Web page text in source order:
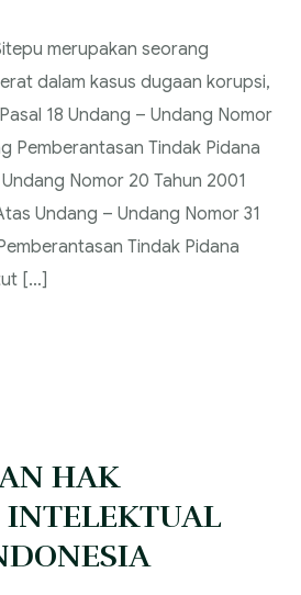
merupakan seorang
dalam kasus dugaan korupsi,
18 Undang – Undang Nomor
Pemberantasan Tindak Pidana
Nomor 20 Tahun 2001
Undang – Undang Nomor 31
Tindak Pidana
[…]
HAK